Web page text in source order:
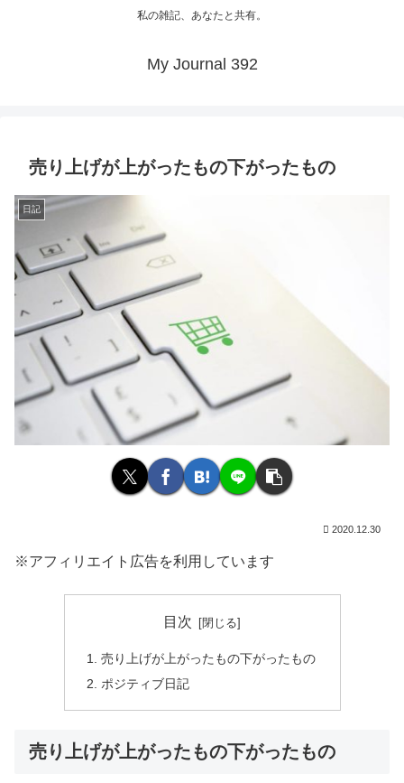
私の雑記、あなたと共有。
My Journal 392
売り上げが上がったもの下がったもの
日記
2020.12.30
※アフィリエイト広告を利用しています
目次
売り上げが上がったもの下がったもの
ポジティブ日記
売り上げが上がったもの下がったもの